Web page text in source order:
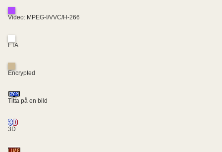
Video: MPEG-I/VVC/H-266
FTA
Encrypted
Titta på en bild
3D